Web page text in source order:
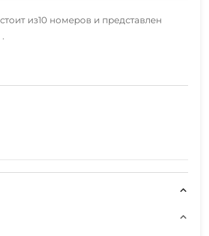
из10 номеров и представлен
был веселым и